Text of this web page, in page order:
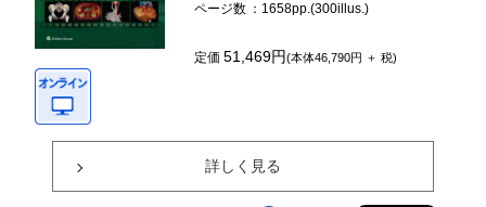
ページ数 ：1658pp.(300illus.)
定価51,469円(本体46,790円 ＋ 税)
詳しく見る